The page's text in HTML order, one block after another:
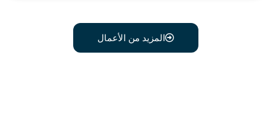
المزيد من الأعمال